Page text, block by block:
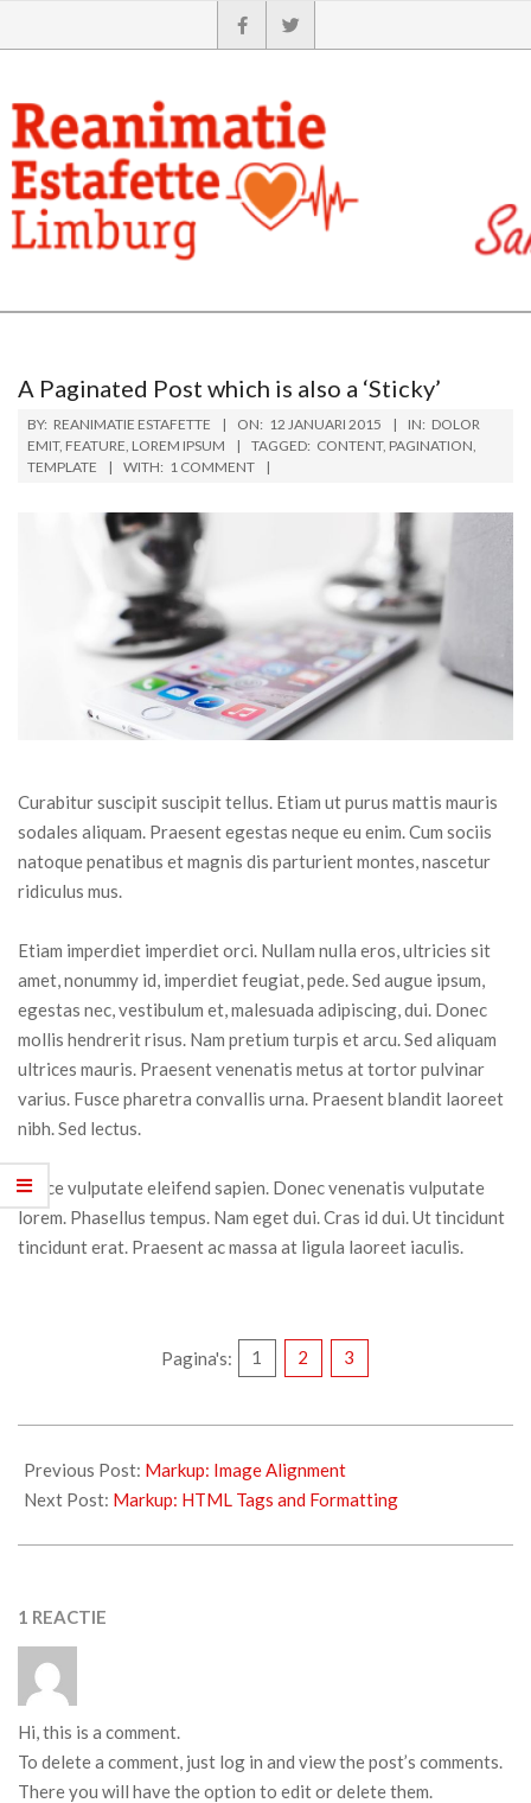
A Paginated Post which is also a ‘Sticky’
BY: REANIMATIE ESTAFETTE ON: 12 JANUARI 2015 IN: DOLOR
EMIT, FEATURE, LOREM IPSUM TAGGED: CONTENT, PAGINATION,
TEMPLATE
WITH: 1 COMMENT
Curabitur suscipit suscipit tellus. Etiam ut purus mattis mauris
sodales aliquam. Praesent egestas neque eu enim. Cum sociis
natoque penatibus et magnis dis parturient montes, nascetur
ridiculus mus.
Etiam imperdiet imperdiet orci. Nullam nulla eros, ultricies sit
amet, nonummy id, imperdiet feugiat, pede. Sed augue ipsum,
egestas nec, vestibulum et, malesuada adipiscing, dui. Donec
mollis hendrerit risus. Nam pretium turpis et arcu. Sed aliquam
ultrices mauris. Praesent venenatis metus at tortor pulvinar
varius. Fusce pharetra convallis urna. Praesent blandit laoreet
nibh. Sed lectus.
Fusce vulputate eleifend sapien. Donec venenatis vulputate
lorem. Phasellus tempus. Nam eget dui. Cras id dui. Ut tincidunt
tincidunt erat. Praesent ac massa at ligula laoreet iaculis.
Pagina's: 1 2 3
Previous Post: Markup: Image Alignment
Next Post: Markup: HTML Tags and Formatting
1 REACTIE
Hi, this is a comment.
To delete a comment, just log in and view the post’s comments.
There you will have the option to edit or delete them.